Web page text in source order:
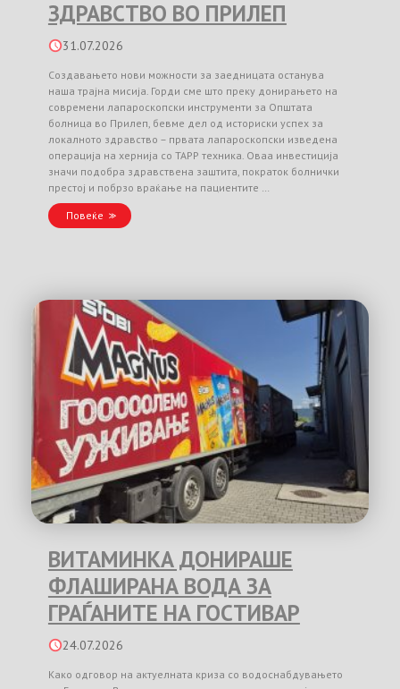
ЗДРАВСТВО ВО ПРИЛЕП
31.07.2026
Создавањето нови можности за заедницата останува
наша трајна мисија. Горди сме што преку донирањето на
современи лапароскопски инструменти за Општата
болница во Прилеп, бевме дел од историски успех за
локалното здравство – првата лапароскопски изведена
операција на хернија со TAPP техника. Оваа инвестиција
значи подобра здравствена заштита, пократок болнички
престој и побрзо враќање на пациентите …
Повеќе
ВИТАМИНКА ДОНИРАШЕ
ФЛАШИРАНА ВОДА ЗА
ГРАЃАНИТЕ НА ГОСТИВАР
24.07.2026
Како одговор на актуелната криза со водоснабдувањето